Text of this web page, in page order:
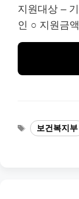
지원대상 –
인 ○ 지원금
태
그
보건복지부